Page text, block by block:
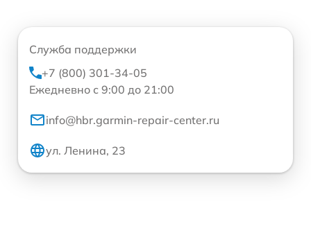
Служба поддержки
+7 (800) 301-34-05
Ежедневно с 9:00 до 21:00
info@hbr.garmin-repair-center.ru
ул. Ленина, 23